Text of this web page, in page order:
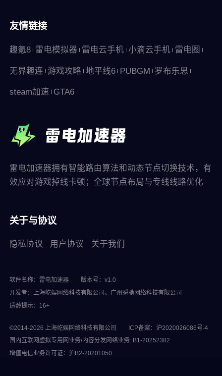
友情链接
趣氪8 雷电模拟器 雷电云手机 小滴云手机 雷电圈
无界趣连 游戏攻略 地平线6 PUBGM 罗布乐思
steam加速 GTA6
雷电加速器拥有智能路由算法和动态节点切换技术，有
效应对游戏掉线卡顿；全球节点布局与专线线路优化
关于与协议
隐私协议 用户协议 关于我们
软件名称：雷电加速器
版本号：v1.0
开发者：上海屹娱网络科技有限公司、广州瞬驰网络科技有限公司
适龄提示：16+
©2014-2026 上海屹娱网络科技有限公司
ICP备案：沪2020026086号-4
国内互联网虚拟专用网业务/内容分发网络业务: B1-20252382
增值电信业务许可证：沪B2-20201050